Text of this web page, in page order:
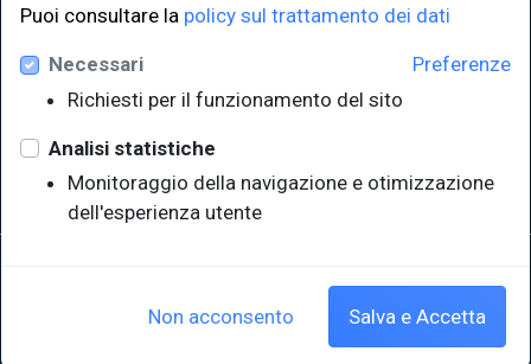
LINK ISTITUZIONALI
Università degli Studi di Trieste
Sistema Bibliotecario di Ateneo
EUT in cifre
P.IVA 00211830328 - C.F. 80013890324 - P.E.C.: ateneo@pec.units.it
Puoi consultare la policy sul trattamento dei dati
Preferenze
Necessari
Richiesti per il funzionamento del sito
Analisi statistiche
Monitoraggio della navigazione e otimizzazione
dell'esperienza utente
Non acconsento Salva e Accetta